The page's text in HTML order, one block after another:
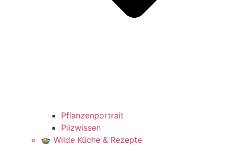
Pflanzenportrait
Pilzwissen
🍲 Wilde Küche & Rezepte